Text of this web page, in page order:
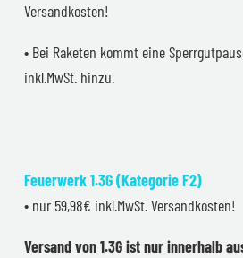
Versandkosten!
• Bei Raketen kommt eine
inkl.MwSt. hinzu.
Feuerwerk 1.3G (Kategorie F2)
• nur 59,98€ inkl.MwSt. Versandkosten!
Versand von 1.3G ist nur innerhalb